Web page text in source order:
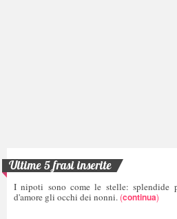
Ultime 5 frasi inserite
I nipoti sono come le stelle: splendide
d'amore gli occhi dei nonni. (continua)